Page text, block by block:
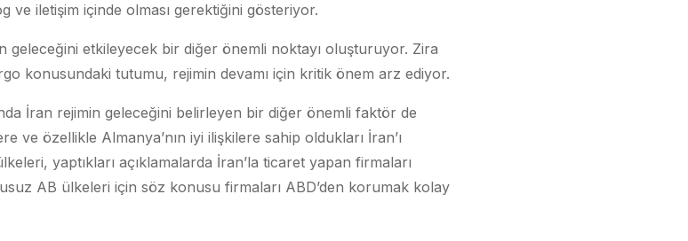
ve iletişim içinde olması gerektiğini gösteriyor.
geleceğini etkileyecek bir diğer önemli noktayı oluşturuyor. Zira
konusundaki tutumu, rejimin devamı için kritik önem arz ediyor.
İran rejimin geleceğini belirleyen bir diğer önemli faktör de
ve özellikle Almanya’nın iyi ilişkilere sahip oldukları İran’ı
yaptıkları açıklamalarda İran’la ticaret yapan firmaları
AB ülkeleri için söz konusu firmaları ABD’den korumak kolay